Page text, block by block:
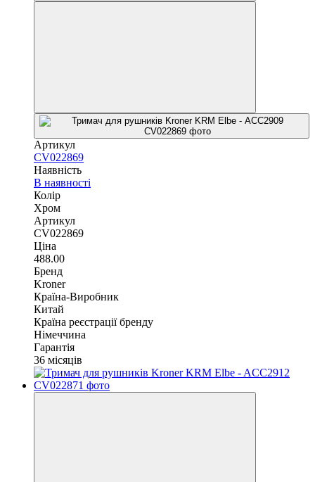
Артикул
CV022869
Наявність
В наявності
Колір
Хром
Артикул
CV022869
Ціна
488.00
Бренд
Kroner
Країна-Виробник
Китай
Країна реєстрації бренду
Німеччина
Гарантія
36 місяців